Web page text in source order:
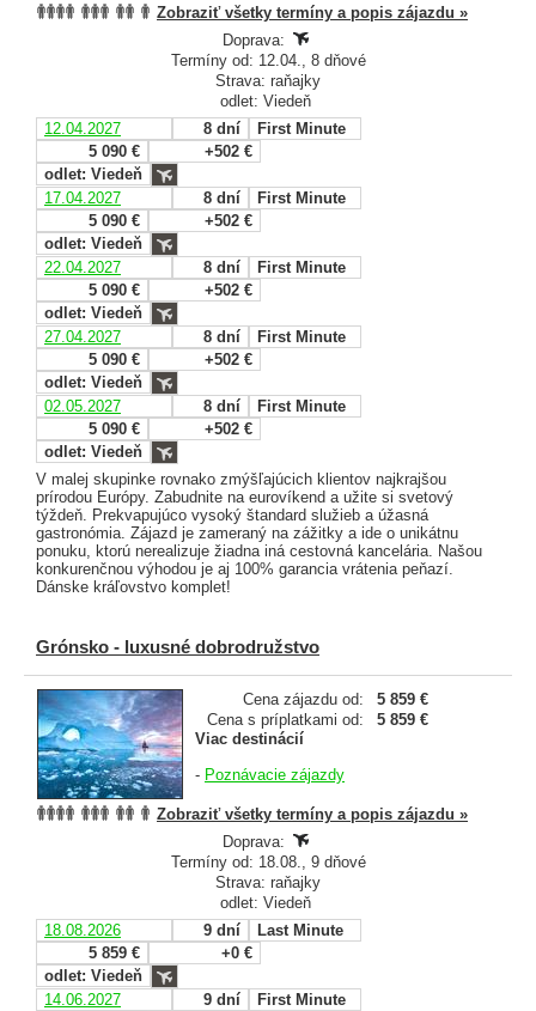
Zobraziť všetky termíny a popis zájazdu »
Doprava:
Termíny od: 12.04., 8 dňové
Strava: raňajky
odlet: Viedeň
12.04.2027
8 dní
First Minute
5 090 €
+502 €
odlet: Viedeň
17.04.2027
8 dní
First Minute
5 090 €
+502 €
odlet: Viedeň
22.04.2027
8 dní
First Minute
5 090 €
+502 €
odlet: Viedeň
27.04.2027
8 dní
First Minute
5 090 €
+502 €
odlet: Viedeň
02.05.2027
8 dní
First Minute
5 090 €
+502 €
odlet: Viedeň
V malej skupinke rovnako zmýšľajúcich klientov najkrajšou
prírodou Európy. Zabudnite na eurovíkend a užite si svetový
týždeň. Prekvapujúco vysoký štandard služieb a úžasná
gastronómia. Zájazd je zameraný na zážitky a ide o unikátnu
ponuku, ktorú nerealizuje žiadna iná cestovná kancelária. Našou
konkurenčnou výhodou je aj 100% garancia vrátenia peňazí.
Dánske kráľovstvo komplet!
Grónsko - luxusné dobrodružstvo
Cena zájazdu od:
5 859 €
Cena s príplatkami od:
5 859 €
Viac destinácií
- Poznávacie zájazdy
Zobraziť všetky termíny a popis zájazdu »
Doprava:
Termíny od: 18.08., 9 dňové
Strava: raňajky
odlet: Viedeň
18.08.2026
9 dní
Last Minute
5 859 €
+0 €
odlet: Viedeň
14.06.2027
9 dní
First Minute